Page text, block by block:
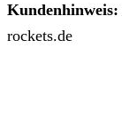
Kundenhinweis:
rockets.de